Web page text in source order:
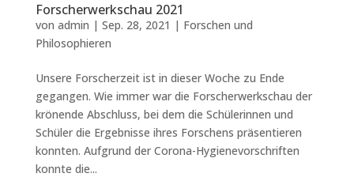
Forscherwerkschau 2021
von admin | Sep. 28, 2021 | Forschen und
Philosophieren
Unsere Forscherzeit ist in dieser Woche zu Ende
gegangen. Wie immer war die Forscherwerkschau der
krönende Abschluss, bei dem die Schülerinnen und
Schüler die Ergebnisse ihres Forschens präsentieren
konnten. Aufgrund der Corona-Hygienevorschriften
konnte die...